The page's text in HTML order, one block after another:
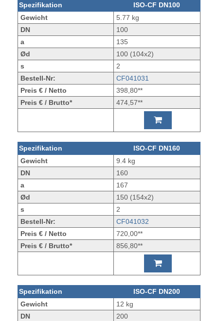
Spezifikation
ISO-CF DN100
Gewicht
5.77 kg
DN
100
a
135
Ød
100 (104x2)
s
2
Bestell-Nr:
CF041031
Preis € / Netto
398,80**
Preis € / Brutto*
474,57**
Spezifikation
ISO-CF DN160
Gewicht
9.4 kg
DN
160
a
167
Ød
150 (154x2)
s
2
Bestell-Nr:
CF041032
Preis € / Netto
720,00**
Preis € / Brutto*
856,80**
Spezifikation
ISO-CF DN200
Gewicht
12 kg
DN
200